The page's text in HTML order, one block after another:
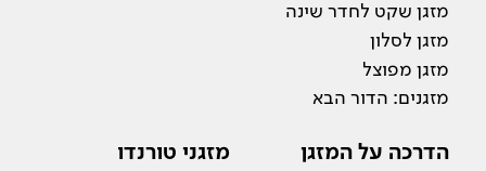
מזגן שקט לחדר שינה
מזגן לסלון
מזגן מפוצל
מזגנים: הדור הבא
הדרכה על המזגן מזגני טורנדו